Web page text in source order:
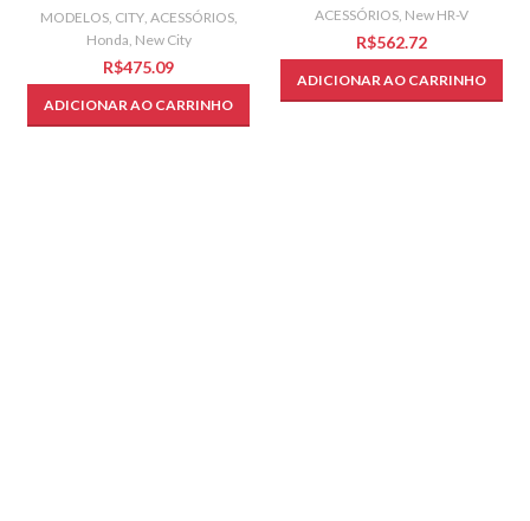
MODELOS, CITY, ACESSÓRIOS,
Honda, New City
R$
ADICIONAR AO CARRINHO
ACESSÓRIOS, New HR-V
R$
ADICIONAR AO CARRINHO